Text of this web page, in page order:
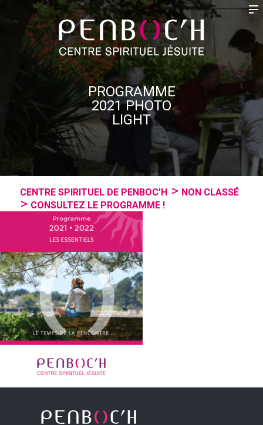
PROGRAMME
2021 PHOTO
LIGHT
CENTRE SPIRITUEL DE PENBOC'H
NON CLASSÉ
CONSULTEZ LE PROGRAMME !